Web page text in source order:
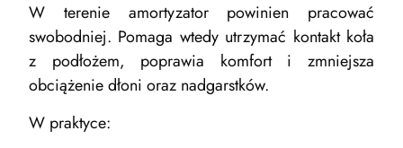
W terenie amortyzator powinien pracować
swobodniej. Pomaga wtedy utrzymać kontakt koła
z podłożem, poprawia komfort i zmniejsza
obciążenie dłoni oraz nadgarstków.
W praktyce: